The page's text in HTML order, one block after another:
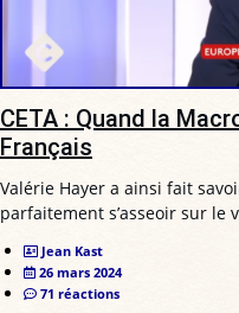
CETA : Quand la
Français
Valérie Hayer a ainsi fait
parfaitement s’asseoir sur le
Jean Kast
26 mars 2024
71 réactions